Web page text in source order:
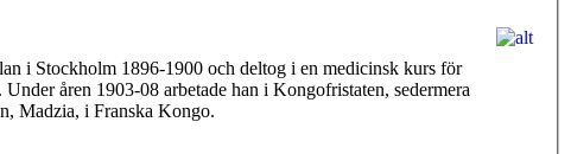
i Stockholm 1896-1900 och deltog i en medicinsk kurs för
åren 1903-08 arbetade han i Kongofristaten, sedermera
Madzia, i Franska Kongo.